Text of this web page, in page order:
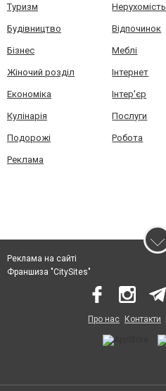
Туризм Нерухомість
Будівництво Відпочинок
Бізнес Меблі
Жіночий розділ Інтернет
Економіка Інтер'єр
Кулінарія Послуги
Подорожі Робота
Реклама
Реклама на сайті
Франшиза "CitySites"
Про нас Контакти